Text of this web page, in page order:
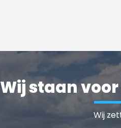
Wij staan
Wij